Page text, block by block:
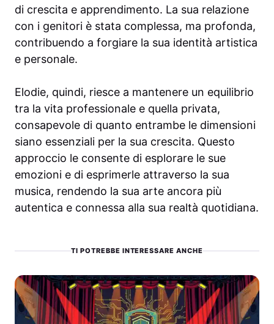
di crescita e apprendimento. La sua relazione
con i genitori è stata complessa, ma profonda,
contribuendo a forgiare la sua identità artistica
e personale.
Elodie, quindi, riesce a mantenere un equilibrio
tra la vita professionale e quella privata,
consapevole di quanto entrambe le dimensioni
siano essenziali per la sua crescita. Questo
approccio le consente di esplorare le sue
emozioni e di esprimerle attraverso la sua
musica, rendendo la sua arte ancora più
autentica e connessa alla sua realtà quotidiana.
TI POTREBBE INTERESSARE ANCHE